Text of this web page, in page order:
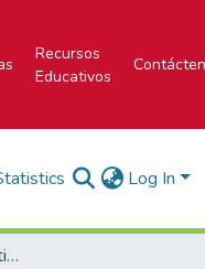
Recursos
Educativos
Log In
Portal de Revistas del Instituto Tecnológico de Costa Rica